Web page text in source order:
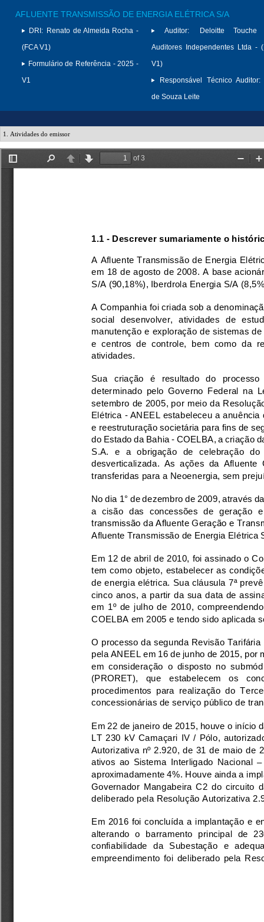
AFLUENTE TRANSMISSÃO DE ENERGIA ELÉTRICA S/A
DRI: Renato de Almeida Rocha -
(FCA V1)
Formulário de Referência - 2025 -
V1
Auditor:
Deloitte Touche
Auditores Independentes Ltda -
V1)
Responsável Técnico Auditor:
de Souza Leite